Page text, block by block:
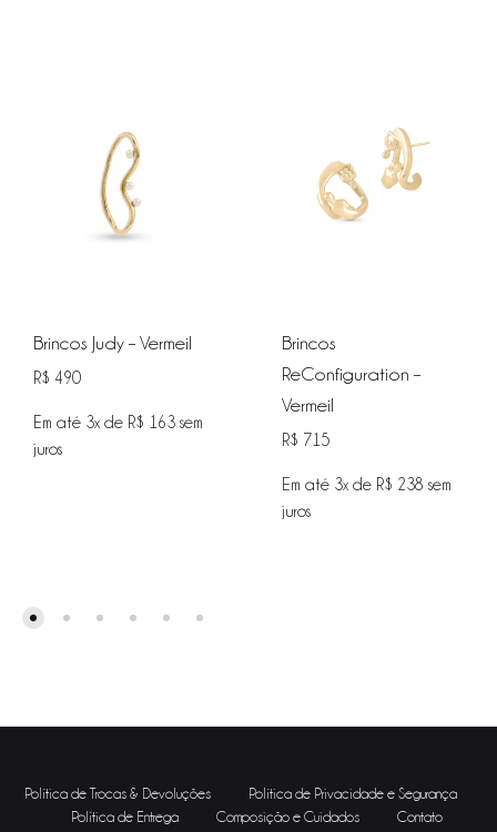
Brincos Judy – Vermeil
R$ 490
Em até 3x de R$ 163 sem
juros
Brincos
ReConfiguration –
Vermeil
R$ 715
Em até 3x de R$ 238 sem
juros
Política de Trocas & Devoluções
Política de Privacidade e Segurança
Política de Entrega
Composição e Cuidados Contato